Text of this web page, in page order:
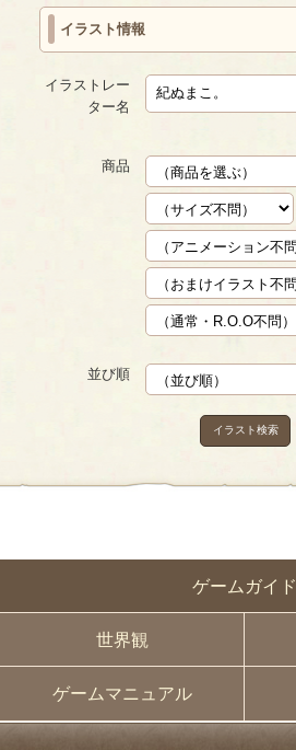
ゲームガイド
世界観
ゲームマニュアル
イラスト情報
イラストレー
ター名
商品
並び順
イラスト検索